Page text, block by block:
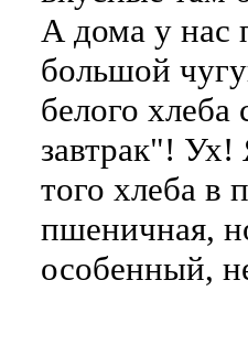
А дома у нас
большой
белого
завтрак"! Ух!
того хлеба в
пшеничная,
особенный,